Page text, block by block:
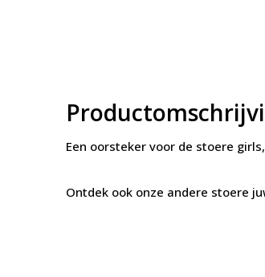
Een oorsteker voor de stoere
Ontdek ook onze andere stoere